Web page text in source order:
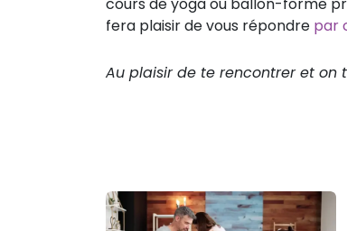
fera plaisir de vous répondre par
Au plaisir de te rencontrer et on